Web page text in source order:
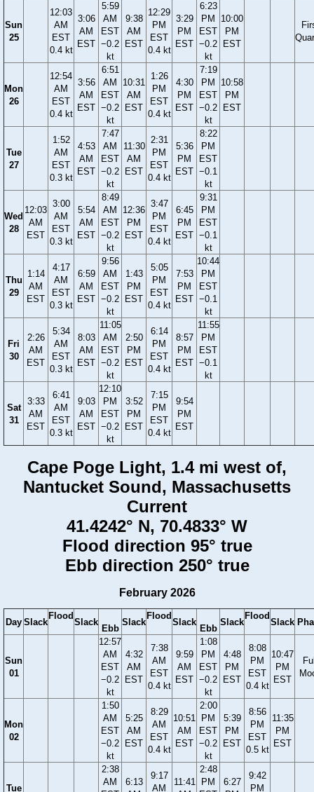
Sun
25
12:03
AM
EST
0.4 kt
3:06
AM
EST
5:59
AM
EST
−0.2
kt
9:38
AM
EST
12:29
PM
EST
0.4 kt
3:29
PM
EST
6:23
PM
EST
−0.2
kt
10:00
PM
EST
Mon
26
12:54
AM
EST
0.4 kt
3:56
AM
EST
6:51
AM
EST
−0.2
kt
10:31
AM
EST
1:26
PM
EST
0.4 kt
4:30
PM
EST
7:19
PM
EST
−0.2
kt
10:58
PM
EST
Tue
27
1:52
AM
EST
0.3 kt
4:53
AM
EST
7:47
AM
EST
−0.2
kt
11:30
AM
EST
2:31
PM
EST
0.4 kt
5:36
PM
EST
8:22
PM
EST
−0.1
kt
Wed
28
12:03
AM
EST
3:00
AM
EST
0.3 kt
5:54
AM
EST
8:49
AM
EST
−0.2
kt
12:36
PM
EST
3:47
PM
EST
0.4 kt
6:45
PM
EST
9:31
PM
EST
−0.1
kt
Thu
29
1:14
AM
EST
4:17
AM
EST
0.3 kt
6:59
AM
EST
9:56
AM
EST
−0.2
kt
1:43
PM
EST
5:05
PM
EST
0.4 kt
7:53
PM
EST
10:44
PM
EST
−0.1
kt
Fri
30
2:26
AM
EST
5:34
AM
EST
0.3 kt
8:03
AM
EST
11:05
AM
EST
−0.2
kt
2:50
PM
EST
6:14
PM
EST
0.4 kt
8:57
PM
EST
11:55
PM
EST
−0.1
kt
Sat
31
3:33
AM
EST
6:41
AM
EST
0.3 kt
9:03
AM
EST
12:10
PM
EST
−0.2
kt
3:52
PM
EST
7:15
PM
EST
0.4 kt
9:54
PM
EST
Cape Poge Light, 1.4 mi west of,
Nantucket Sound, Massachusetts
Current
41.4242° N, 70.4833° W
Flood direction 95° true
Ebb direction 250° true
February 2026
Day Slack
Flood
Slack
Ebb
Slack
Flood
Slack
Ebb
Slack
Flood
Slack
Sun
01
12:57
AM
EST
−0.2
kt
4:32
AM
EST
7:38
AM
EST
0.4 kt
9:59
AM
EST
1:08
PM
EST
−0.2
kt
4:48
PM
EST
8:08
PM
EST
0.4 kt
10:47
PM
EST
Mon
02
1:50
AM
EST
−0.2
kt
5:25
AM
EST
8:29
AM
EST
0.4 kt
10:51
AM
EST
2:00
PM
EST
−0.2
kt
5:39
PM
EST
8:56
PM
EST
0.5 kt
11:35
PM
EST
Tue
2:38
AM
6:13
9:17
AM
11:41
2:48
PM
6:27
9:42
PM